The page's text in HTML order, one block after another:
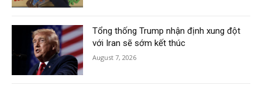
Tổng thống Trump nhận định xung đột
với Iran sẽ sớm kết thúc
August 7, 2026